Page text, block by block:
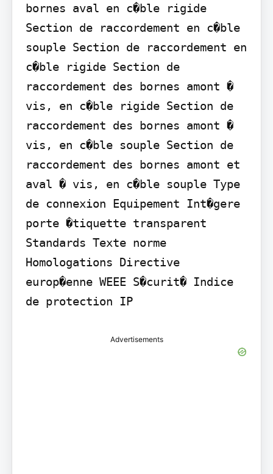
bornes aval en c�ble rigide
Section de raccordement en c�ble
souple Section de raccordement en
c�ble rigide Section de
raccordement des bornes amont �
vis, en c�ble rigide Section de
raccordement des bornes amont �
vis, en c�ble souple Section de
raccordement des bornes amont et
aval � vis, en c�ble souple Type
de connexion Equipement Int�gere
porte �tiquette transparent
Standards Texte norme
Homologations Directive
europ�enne WEEE S�curit� Indice
de protection IP
Advertisements